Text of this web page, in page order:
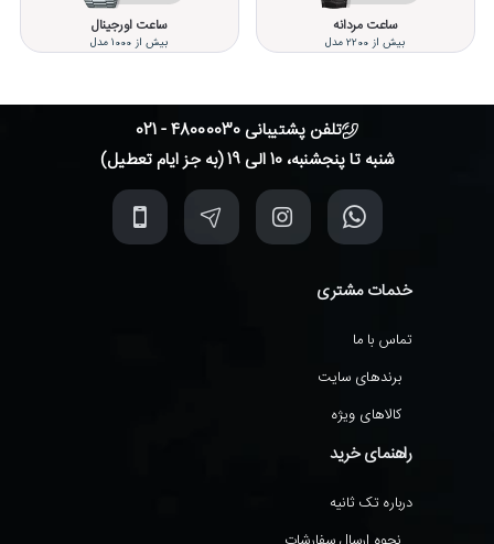
ساعت مردانه
بیش از 2200 مدل
ساعت اورجینال
بیش از 1000 مدل
تلفن پشتیبانی 48000030 - 021
شنبه تا پنجشنبه، 10 الی 19 (به جز ایام تعطیل)
خدمات مشتری
تماس با ما
برندهای سایت
کالاهای ویژه
راهنمای خرید
درباره تک ثانیه